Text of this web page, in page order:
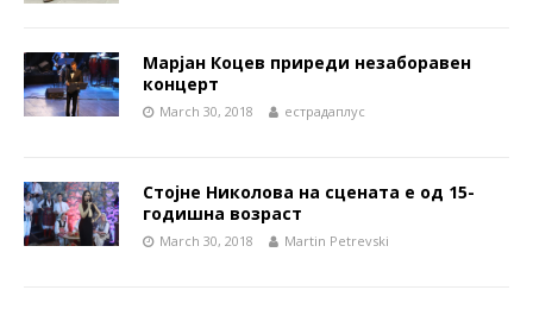
Марјан Коцев приреди незаборавен
концерт
March 30, 2018 естрадаплус
Стојне Николова на сцената е од 15-
годишна возраст
March 30, 2018 Martin Petrevski